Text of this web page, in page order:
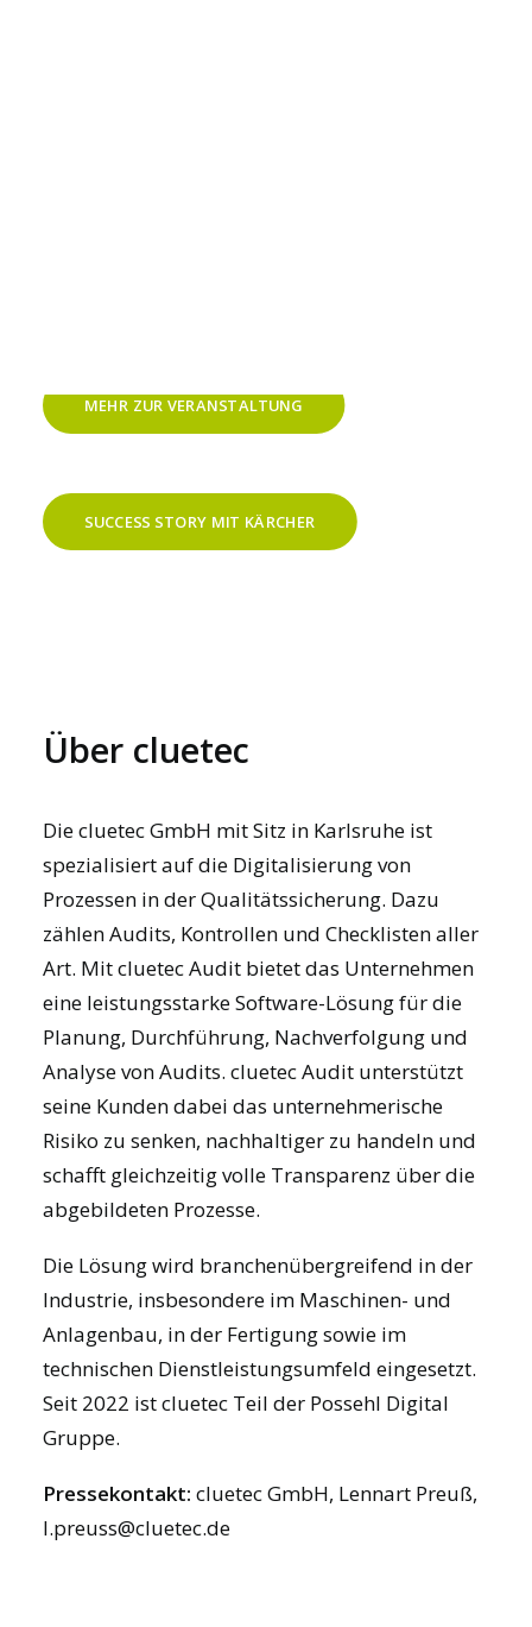
MEHR ZUR VERANSTALTUNG
SUCCESS STORY MIT KÄRCHER
Über cluetec
Die cluetec GmbH mit Sitz in Karlsruhe ist
spezialisiert auf die Digitalisierung von
Prozessen in der Qualitätssicherung. Dazu
zählen Audits, Kontrollen und Checklisten aller
Art. Mitcluetec Audit bietet das Unternehmen
eine leistungsstarke Software-Lösung für die
Planung, Durchführung, Nachverfolgung und
Analyse von Audits. cluetec Audit unterstützt
seine Kunden dabei das unternehmerische
Risiko zu senken, nachhaltiger zu handeln und
schafft gleichzeitig volle Transparenz über die
abgebildeten Prozesse.
Die Lösung wird branchenübergreifend in der
Industrie, insbesondere im Maschinen- und
Anlagenbau, in der Fertigung sowie im
technischen Dienstleistungsumfeld eingesetzt.
Seit 2022 ist cluetec Teil der Possehl Digital
Gruppe.
Pressekontakt: cluetec GmbH, Lennart Preuß,
l.preuss@cluetec.de